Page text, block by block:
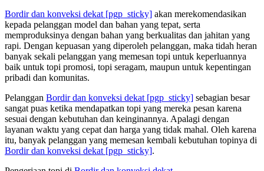
Bordir dan konveksi dekat [pgp_sticky] akan merekomendasikan
kepada pelanggan model dan bahan yang tepat, serta
memproduksinya dengan bahan yang berkualitas dan jahitan yang
rapi. Dengan kepuasan yang diperoleh pelanggan, maka tidah heran
banyak sekali pelanggan yang memesan topi untuk keperluannya
baik untuk topi promosi, topi seragam, maupun untuk kepentingan
pribadi dan komunitas.
Pelanggan Bordir dan konveksi dekat [pgp_sticky] sebagian besar
sangat puas ketika mendapatkan topi yang mereka pesan karena
sesuai dengan kebutuhan dan keinginannya. Apalagi dengan
layanan waktu yang cepat dan harga yang tidak mahal. Oleh karena
itu, banyak pelanggan yang memesan kembali kebutuhan topinya di
Bordir dan konveksi dekat [pgp_sticky].